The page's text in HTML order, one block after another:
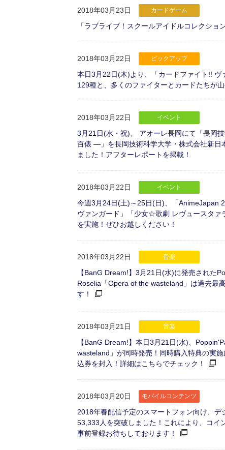
2018年03月23日 カードゲーム
「ラブライブ！スクールアイドルコレクショ
2018年03月22日 ピックアップ
本日3月22日(木)より、「カードファイト!!
129種と、多くのファイターとカードたちが
2018年03月22日 イベント
3月21日(水・祝)、 アオーレ長岡にて「長岡
百俵 ―」を長岡技術科学大学・株式会社新日
ました！アフターレポートを掲載！
2018年03月22日 イベント
今週3月24日(土)～25日(日)、「AnimeJapan
ヴァンガード」「少女☆歌劇 レヴュースタァ
を実施！ぜひお越しください！
2018年03月22日 音楽
【BanG Dream!】3月21日(水)に発売された
Roselia「Opera of the wasteland」は過去最
す！
2018年03月21日 音楽
【BanG Dream!】本日3月21日(水)、
wasteland」が同時発売！同時購入特典の実
込券を封入！詳細はこちらでチェック！
2018年03月20日 モバイルコンテンツ
2018年春配信予定のスマートフォン向け、
53,333人を突破しました！これにより、コ
事前登録お待ちしております！